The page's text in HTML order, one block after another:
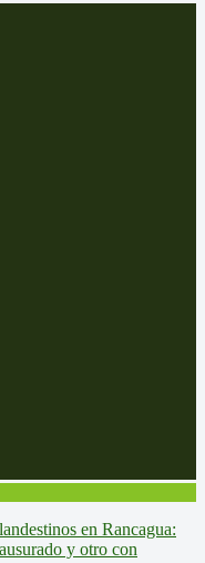
en Rancagua:
y otro con